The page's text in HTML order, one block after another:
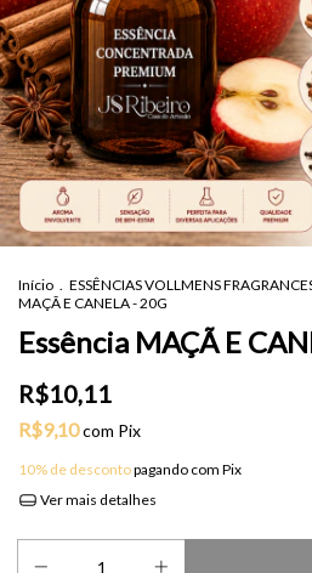
Início . ESSÊNCIAS VOLLMENS
MAÇÃ E CANELA - 20G
Essência MAÇÃ E
R$10,11
R$9,10com Pix
10% de descontopagando com Pix
Ver mais detalhes